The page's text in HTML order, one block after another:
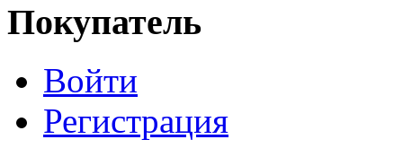
Наждачная бумага
Хозтовары
Электрика, осветительное оборудование
Пена и герметики
Автомобильный инструмент
Сварочное оборудование
Силовое оборудование
Покупатель
Войти
Регистрация